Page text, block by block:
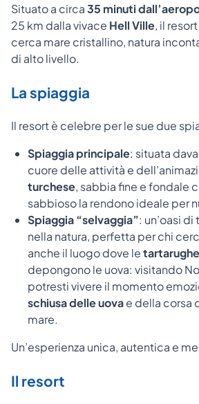
Situato a circa35 minuti
25 km dalla vivace Hell Ville, il
cerca mare cristallino, natura
di alto livello.
La spiaggia
Il resort è celebre per le sue due
Spiaggia principale: situata
cuore delle attività e
turchese, sabbia fine e fondale
sabbioso la rendono ideale per
Spiaggia “selvaggia”: un’oasi
nella natura, perfetta per chi
anche il luogo dove le
depongono le uova: visitando
potresti vivere il momento
schiusa delle uovae della corsa
mare.
Un’esperienza unica, autentica e
Il resort